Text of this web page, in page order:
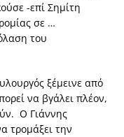
-επί Σημίτη
σε …
του
ξέμεινε από
να βγάλει πλέον,
Ο Γιάννης
τρομάξει την